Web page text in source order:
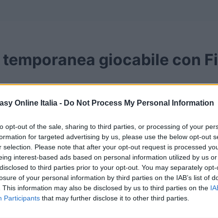
Online Italia - Do Not Process My Personal Information
opt-out of the sale, sharing to third parties, or processing of your
for targeted advertising by us, please use the below opt-out
selection. Please note that after your opt-out request is processed
interest-based ads based on personal information utilized by us
to third parties prior to your opt-out. You may separately
of your personal information by third parties on the IAB’s list of
This information may also be disclosed by us to third parties on the
Participants that may further disclose it to other third parties.
giocabile con
Type-0 HD
di giocare la demo de l’Episode Duscaedi
demo non sarà presente per sempre, e sarà inoltre
vi proponiamo il trailer finale di Final